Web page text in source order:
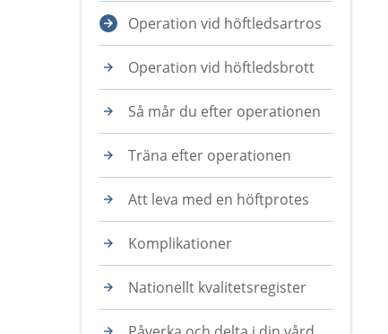
Operation vid höftledsartros
Operation vid höftledsbrott
Så mår du efter operationen
Träna efter operationen
Att leva med en höftprotes
Komplikationer
Nationellt kvalitetsregister